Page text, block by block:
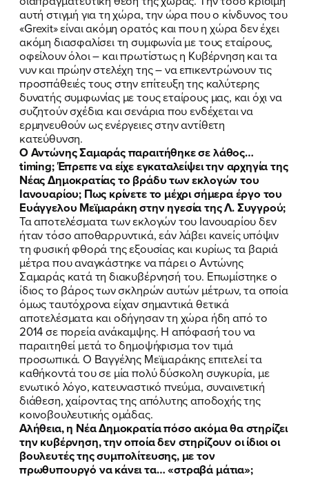
αυτή στιγμή για τη χώρα, την ώρα που ο κίνδυνος του
«Grexit» είναι ακόμη ορατός και που η χώρα δεν έχει
ακόμη διασφαλίσει τη συμφωνία με τους εταίρους,
οφείλουν όλοι – και πρωτίστως η Κυβέρνηση και τα
νυν και πρώην στελέχη της – να επικεντρώνουν τις
προσπάθειές τους στην επίτευξη της καλύτερης
δυνατής συμφωνίας με τους εταίρους μας, και όχι να
συζητούν σχέδια και σενάρια που ενδέχεται να
ερμηνευθούν ως ενέργειες στην αντίθετη
κατεύθυνση.
Ο Αντώνης Σαμαράς παραιτήθηκε σε λάθος…
timing; Έπρεπε να είχε εγκαταλείψει την αρχηγία της
Νέας Δημοκρατίας το βράδυ των εκλογών του
Ιανουαρίου; Πως κρίνετε το μέχρι σήμερα έργο του
Ευάγγελου Μεϊμαράκη στην ηγεσία της Λ. Συγγρού;
Τα αποτελέσματα των εκλογών του Ιανουαρίου δεν
ήταν τόσο αποθαρρυντικά, εάν λάβει κανείς υπόψιν
τη φυσική φθορά της εξουσίας και κυρίως τα βαριά
μέτρα που αναγκάστηκε να πάρει ο Αντώνης
Σαμαράς κατά τη διακυβέρνησή του. Επωμίστηκε ο
ίδιος το βάρος των σκληρών αυτών μέτρων, τα οποία
όμως ταυτόχρονα είχαν σημαντικά θετικά
αποτελέσματα και οδήγησαν τη χώρα ήδη από το
2014 σε πορεία ανάκαμψης. Η απόφασή του να
παραιτηθεί μετά το δημοψήφισμα τον τιμά
προσωπικά. Ο Βαγγέλης Μεϊμαράκης επιτελεί τα
καθήκοντά του σε μία πολύ δύσκολη συγκυρία, με
ενωτικό λόγο, κατευναστικό πνεύμα, συναινετική
διάθεση, χαίροντας της απόλυτης αποδοχής της
κοινοβουλευτικής ομάδας.
Αλήθεια, η Νέα Δημοκρατία πόσο ακόμα θα στηρίζει
την κυβέρνηση, την οποία δεν στηρίζουν οι ίδιοι οι
βουλευτές της συμπολίτευσης, με τον
πρωθυπουργό να κάνει τα… «στραβά μάτια»;